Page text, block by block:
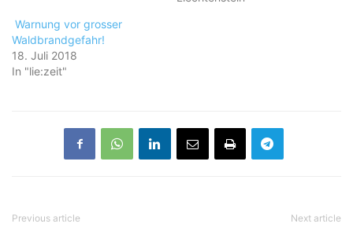
Warnung vor grosser
Waldbrandgefahr!
18. Juli 2018
In "lie:zeit"
Previous article Next article